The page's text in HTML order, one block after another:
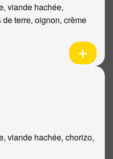
viande hachée,
terre, oignon, crème
viande hachée, chorizo,